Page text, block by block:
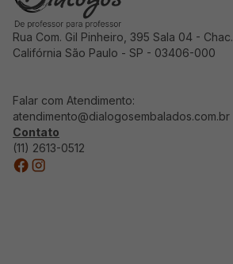
Rua Com. Gil Pinheiro, 395 Sala 04 - Chac.
Califórnia São Paulo - SP - 03406-000
Falar com Atendimento:
atendimento@dialogosembalados.com.br
Contato
(11) 2613-0512